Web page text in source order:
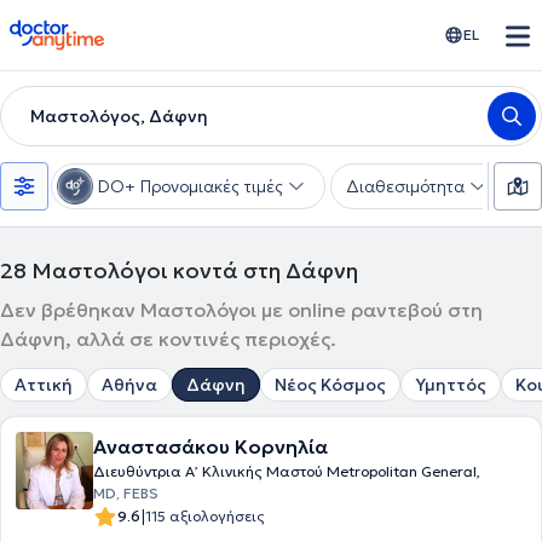
doctoranytime EL
Μαστολόγος, Δάφνη
DO+ Προνομιακές τιμές Διαθεσιμότητα
28 Μαστολόγοι κοντά στη Δάφνη
Δεν βρέθηκαν Μαστολόγοι με online ραντεβού στη
Δάφνη, αλλά σε κοντινές περιοχές.
Αττική Αθήνα Δάφνη Νέος Κόσμος Υμηττός
Αναστασάκου Κορνηλία
Διευθύντρια Α’ Κλινικής Μαστού Metropolitan General,
MD, FEBS
9.6|115 αξιολογήσεις